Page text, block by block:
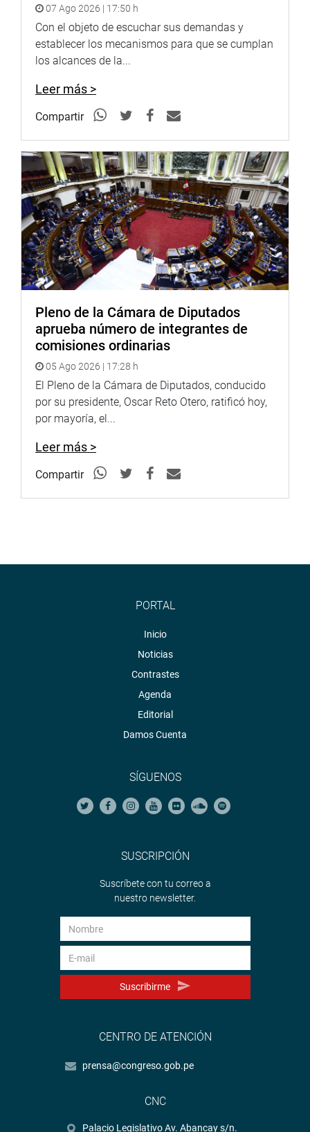
07 Ago 2026 | 17:50 h
Con el objeto de escuchar sus demandas y
establecer los mecanismos para que se cumplan
los alcances de la...
Leer más >
Compartir
Pleno de la Cámara de Diputados
aprueba número de integrantes de
comisiones ordinarias
05 Ago 2026 | 17:28 h
El Pleno de la Cámara de Diputados, conducido
por su presidente, Oscar Reto Otero, ratificó hoy,
por mayoría, el...
Leer más >
Compartir
PORTAL
Inicio
Noticias
Contrastes
Agenda
Editorial
Damos Cuenta
SÍGUENOS
SUSCRIPCIÓN
Suscríbete con tu correo a
nuestro newsletter.
Suscribirme
CENTRO DE ATENCIÓN
prensa@congreso.gob.pe
CNC
Palacio Legislativo Av. Abancay s/n.